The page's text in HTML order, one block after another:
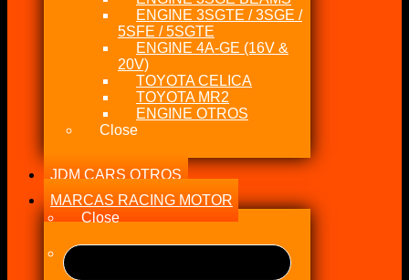
ENGINE 3SGTE / 3SGE /
5SFE / 5SGTE
ENGINE 4A-GE (16V &
20V)
TOYOTA CELICA
TOYOTA MR2
ENGINE OTROS
Close
JDM CARS OTROS
MARCAS RACING MOTOR
Close